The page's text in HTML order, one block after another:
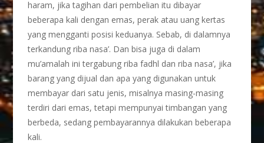
haram, jika tagihan dari pembelian itu dibayar
beberapa kali dengan emas, perak atau uang kertas
yang mengganti posisi keduanya. Sebab, di dalamnya
terkandung riba nasa’. Dan bisa juga di dalam
mu’amalah ini tergabung riba fadhl dan riba nasa’, jika
barang yang dijual dan apa yang digunakan untuk
membayar dari satu jenis, misalnya masing-masing
terdiri dari emas, tetapi mempunyai timbangan yang
berbeda, sedang pembayarannya dilakukan beberapa
kali.